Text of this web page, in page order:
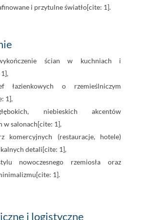
i przytulne światło[cite: 1].
ścian w kuchniach i
łazienkowych o rzemieślniczym
1],
niebieskich akcentów
w salonach[cite: 1],
komercyjnych (restauracje, hotele)
detali[cite: 1],
nowoczesnego rzemiosła oraz
1].
i logistyczne